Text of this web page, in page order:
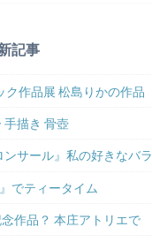
記事
ク作品展 松島りかの作品
手描き 骨壺
ンサール』私の好きなバラ
でティータイム
作品？ 本庄アトリエで